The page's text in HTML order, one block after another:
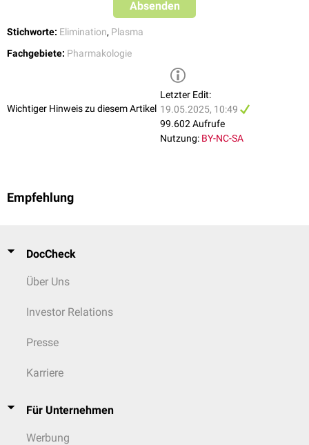
Plasmahalbwertszeit angegeben.Absenden
Stichworte: Elimination, Plasma
Fachgebiete: Pharmakologie
Wichtiger Hinweis zu diesem Artikel
Letzter Edit:
19.05.2025, 10:49
99.602 Aufrufe
Nutzung: BY-NC-SA
Empfehlung
DocCheck
Über Uns
Investor Relations
Presse
Karriere
Für Unternehmen
Werbung